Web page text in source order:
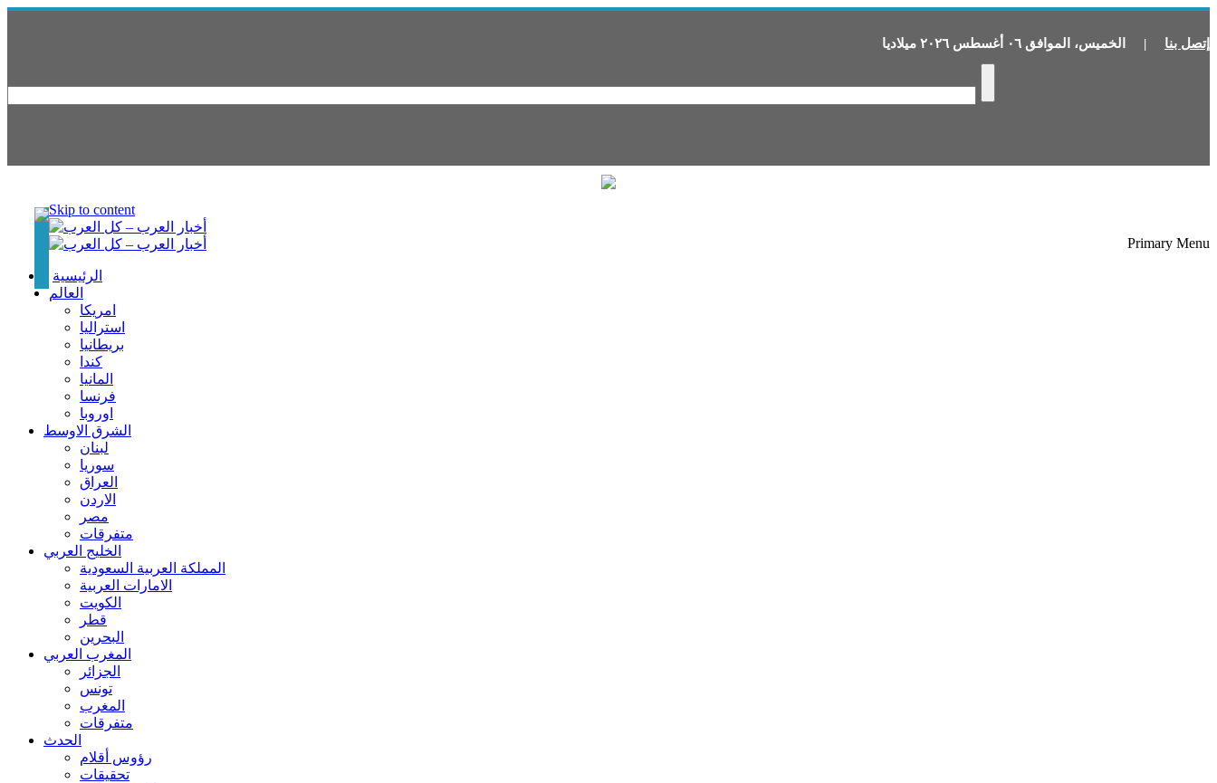
إتصل بنا | الخميس، الموافق ٠٦ أغسطس ٢٠٢٦ ميلاديا
Skip to content
Primary Menu
الرئيسية
العالم
امريكا
استراليا
بريطانيا
كندا
المانيا
فرنسا
اوروبا
الشرق الاوسط
لبنان
سوريا
العراق
الاردن
مصر
متفرقات
الخليج العربي
المملكة العربية السعودية
الامارات العربية
الكويت
قطر
البحرين
المغرب العربي
الجزائر
تونس
المغرب
متفرقات
الحدث
رؤوس أقلام
تحقيقات